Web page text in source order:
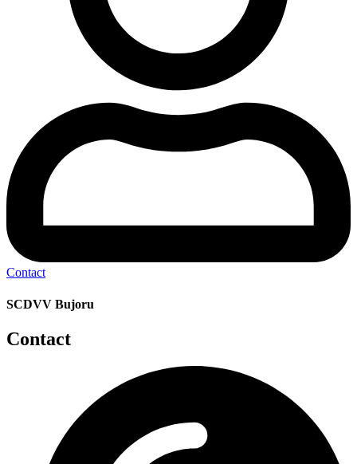
Contact
SCDVV Bujoru
Contact